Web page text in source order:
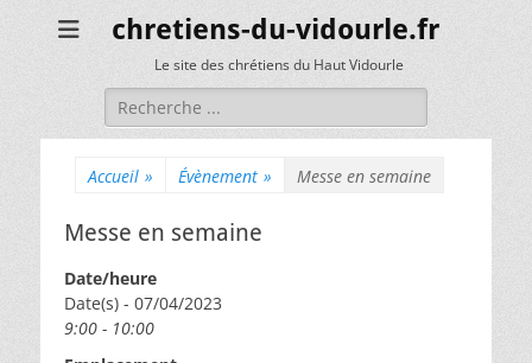
chretiens-du-vidourle.fr
Le site des chrétiens du Haut Vidourle
Rechercher :
Accueil » Évènement » Messe en semaine
Messe en semaine
Date/heure
Date(s) - 07/04/2023
9:00 - 10:00